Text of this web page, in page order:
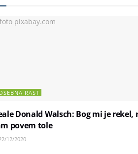
RAST
Donald Walsch: Bog mi je rekel,
povem tole
12/2020